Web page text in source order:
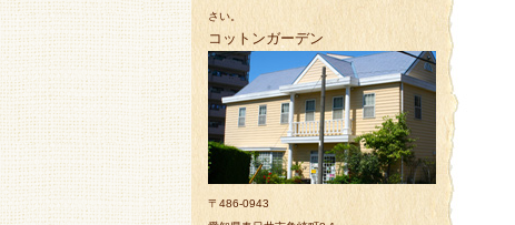
さい。
コットンガーデン
〒486-0943